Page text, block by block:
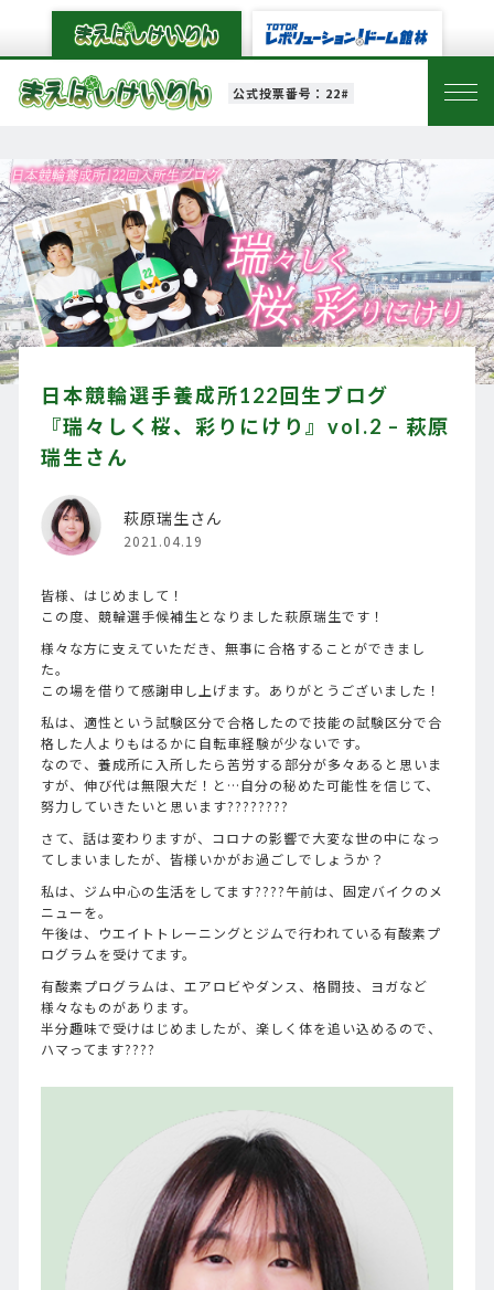
公式投票番号：22#
日本競輪選手養成所122回生ブログ
『瑞々しく桜、彩りにけり』vol.2 – 萩原
瑞生さん
萩原瑞生さん
2021.04.19
皆様、はじめまして！
この度、競輪選手候補生となりました萩原瑞生です！
様々な方に支えていただき、無事に合格することができまし
た。
この場を借りて感謝申し上げます。ありがとうございました！
私は、適性という試験区分で合格したので技能の試験区分で合
格した人よりもはるかに自転車経験が少ないです。
なので、養成所に入所したら苦労する部分が多々あると思いま
すが、伸び代は無限大だ！と…自分の秘めた可能性を信じて、
努力していきたいと思います????????
さて、話は変わりますが、コロナの影響で大変な世の中になっ
てしまいましたが、皆様いかがお過ごしでしょうか？
私は、ジム中心の生活をしてます????午前は、固定バイクのメ
ニューを。
午後は、ウエイトトレーニングとジムで行われている有酸素プ
ログラムを受けてます。
有酸素プログラムは、エアロビやダンス、格闘技、ヨガなど
様々なものがあります。
半分趣味で受けはじめましたが、楽しく体を追い込めるので、
ハマってます????